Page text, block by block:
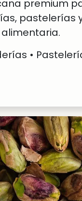
premium
pastelerías
•